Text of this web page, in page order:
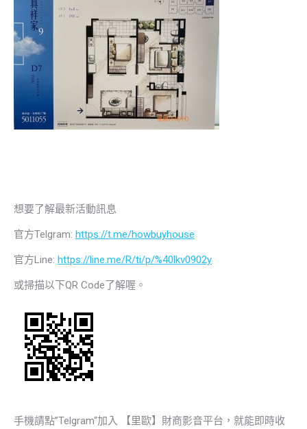
想要了解最新活動訊息
官方Telgram: https://t.me/howbuyhouse
官方Line: https://line.me/R/ti/p/%40lkv0902y
或掃描以下QR Code了解喔。
手機請點”Telgram“加入 【里歐】財商影音平台，就能即時收